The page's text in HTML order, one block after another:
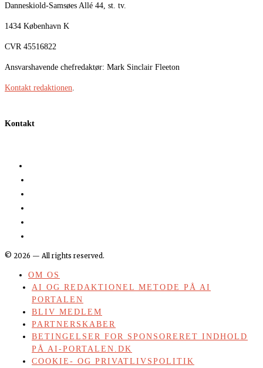
Danneskiold-Samsøes Allé 44, st. tv.
1434 København K
CVR 45516822
Ansvarshavende chefredaktør: Mark Sinclair Fleeton
Kontakt redaktionen
Kontakt
© 2026 — All rights reserved.
OM OS
AI OG REDAKTIONEL METODE PÅ AI
PORTALEN
BLIV MEDLEM
PARTNERSKABER
BETINGELSER FOR SPONSORERET INDHOLD
PÅ AI-PORTALEN.DK
COOKIE- OG PRIVATLIVSPOLITIK